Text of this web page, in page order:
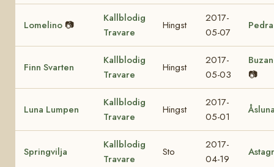
Lomelino 📷
Kallblodig
Travare
Hingst
2017-
05-07
Pedra
Finn Svarten
Kallblodig
Travare
Hingst
2017-
05-03
📷
Luna Lumpen
Kallblodig
Travare
Hingst
2017-
05-01
Springvilja
Kallblodig
Travare
Sto
2017-
04-19